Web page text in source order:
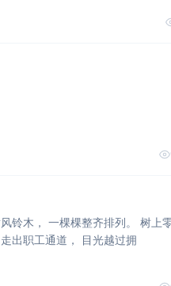
铃木， 一棵棵整齐排列。 树上
出职工通道， 目光越过拥